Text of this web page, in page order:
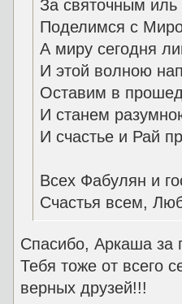
За святочным
Поделимся с
А миру сегодня
И этой волною
Оставим в
И станем
И счастье и Рай
Всех Фабулян и
Счастья всем,
Спасибо, Аркаша за
Тебя тоже от всего
верных друзей!!!